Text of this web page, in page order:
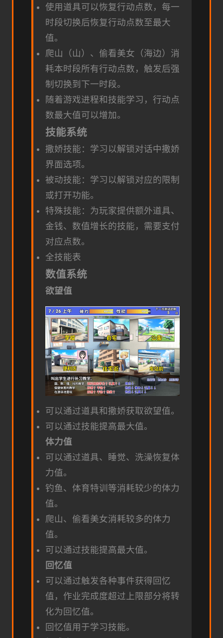
使用道具可以恢复行动点数，每一
时段切换后恢复行动点数至最大
值。
爬山（山）、偷看美女（海边）消
耗本时段所有行动点数，触发后强
制切换到下一时段。
随着游戏进程和技能学习，行动点
数最大值可以增加。
技能系统
撒娇技能：学习以解锁对话中撒娇
界面选项。
被动技能：学习以解锁对应的限制
或打开功能。
特殊技能：为玩家提供额外道具、
金钱、数值增长的技能，需要支付
对应点数。
全技能表
数值系统
欲望值
可以通过道具和撒娇获取欲望值。
可以通过技能提高最大值。
体力值
可以通过道具、睡觉、洗澡恢复体
力值。
钓鱼、体育特训等消耗较少的体力
值。
爬山、偷看美女消耗较多的体力
值。
可以通过技能提高最大值。
回忆值
可以通过触发各种事件获得回忆
值，作业完成度超过上限部分将转
化为回忆值。
回忆值用于学习技能。